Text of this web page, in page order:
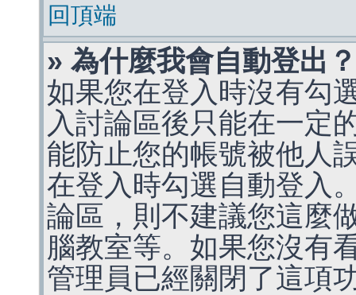
回頂端
» 為什麼我會自動登出？
如果您在登入時沒有勾
入討論區後只能在一定
能防止您的帳號被他人
在登入時勾選自動登入
論區，則不建議您這麼
腦教室等。如果您沒有
管理員已經關閉了這項